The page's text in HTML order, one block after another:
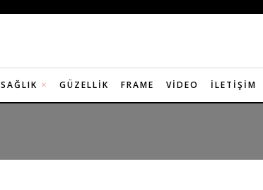
SAĞLIK GÜZELLIK FRAME VIDEO İLETIŞIM